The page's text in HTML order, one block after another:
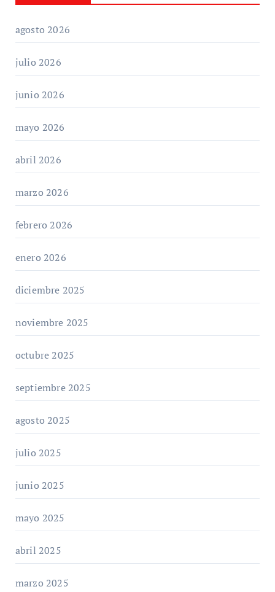
agosto 2026
julio 2026
junio 2026
mayo 2026
abril 2026
marzo 2026
febrero 2026
enero 2026
diciembre 2025
noviembre 2025
octubre 2025
septiembre 2025
agosto 2025
julio 2025
junio 2025
mayo 2025
abril 2025
marzo 2025